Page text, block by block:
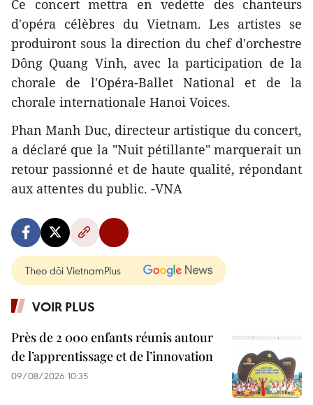
Ce concert mettra en vedette des chanteurs
d'opéra célèbres du Vietnam. Les artistes se
produiront sous la direction du chef d'orchestre
Dông Quang Vinh, avec la participation de la
chorale de l'Opéra-Ballet National et de la
chorale internationale Hanoi Voices.
Phan Manh Duc, directeur artistique du concert,
a déclaré que la "Nuit pétillante" marquerait un
retour passionné et de haute qualité, répondant
aux attentes du public. -VNA
Theo dõi VietnamPlus
VOIR PLUS
Près de 2 000 enfants réunis autour
de l’apprentissage et de l’innovation
09/08/2026 10:35